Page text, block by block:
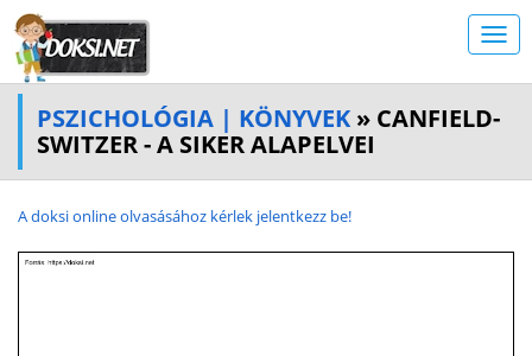
PSZICHOLÓGIA | KÖNYVEK » CANFIELD-
SWITZER - A SIKER ALAPELVEI
A doksi online olvasásához kérlek jelentkezz be!